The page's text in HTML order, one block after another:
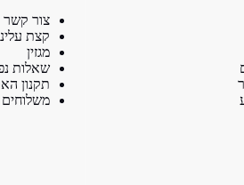
צור קשר
קצת
מגזין
שאלות
תקנון
משלוחים